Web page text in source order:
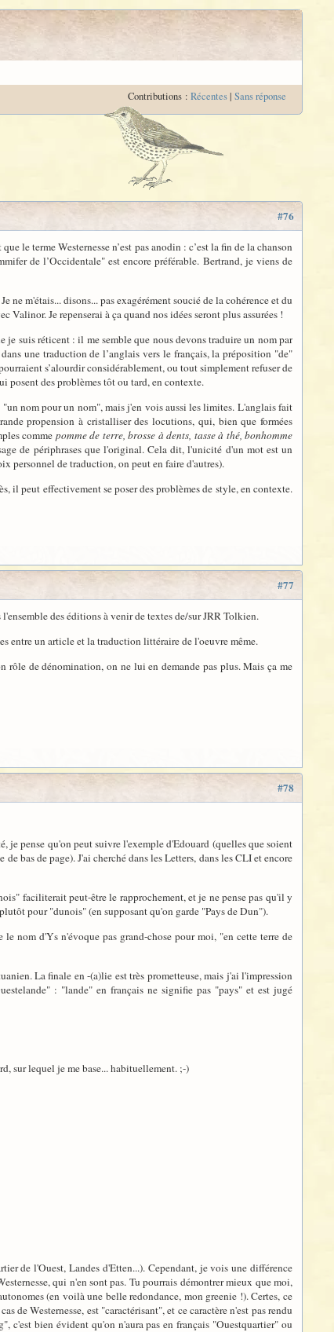
Contributions : Récentes| Sans réponse
#76
le terme Westernesse n’est pas anodin : c’est la fin de la chanson
de l’Occidentale" est encore préférable. Bertrand, je viens de
m'étais... disons... pas exagérément soucié de la cohérence et du
Je repenserai à ça quand nos idées seront plus assurées !
je suis réticent : il me semble que nous devons traduire un nom par
une traduction de l’anglais vers le français, la préposition "de"
s’alourdir considérablement, ou tout simplement refuser de
posent des problèmes tôt ou tard, en contexte.
nom pour un nom", mais j'en vois aussi les limites. L'anglais fait
propension à cristalliser des locutions, qui, bien que formées
comme pomme de terre, brosse à dents, tasse à thé, bonhomme
de périphrases que l'original. Cela dit, l'unicité d'un mot est un
personnel de traduction, on peut en faire d'autres).
il peut effectivement se poser des problèmes de style, en contexte.
#77
des éditions à venir de textes de/sur JRR Tolkien.
entre un article et la traduction littéraire de l'oeuvre même.
rôle de dénomination, on ne lui en demande pas plus. Mais ça me
#78
pense qu'on peut suivre l'exemple d'Edouard (quelles que soient
bas de page). J'ai cherché dans les Letters, dans les CLI et encore
faciliterait peut-être le rapprochement, et je ne pense pas qu'il y
pour "dunois" (en supposant qu'on garde "Pays de Dun").
nom d'Ys n'évoque pas grand-chose pour moi, "en cette terre de
La finale en -(a)lie est très prometteuse, mais j'ai l'impression
: "lande" en français ne signifie pas "pays" et est jugé
sur lequel je me base... habituellement. ;-)
de l'Ouest, Landes d'Etten...). Cependant, je vois une différence
qui n'en sont pas. Tu pourrais démontrer mieux que moi,
(en voilà une belle redondance, mon greenie !). Certes, ce
de Westernesse, est "caractérisant", et ce caractère n'est pas rendu
c'est bien évident qu'on n'aura pas en français "Ouestquartier" ou